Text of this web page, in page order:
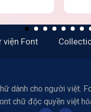
viện Font
dành cho người việt.
chữ độc quyền việt